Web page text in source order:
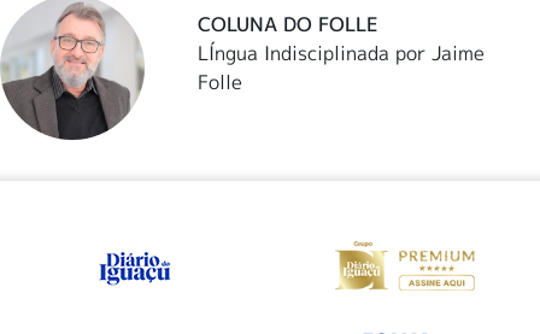
COLUNA DO FOLLE
LÍngua Indisciplinada por Jaime
Folle